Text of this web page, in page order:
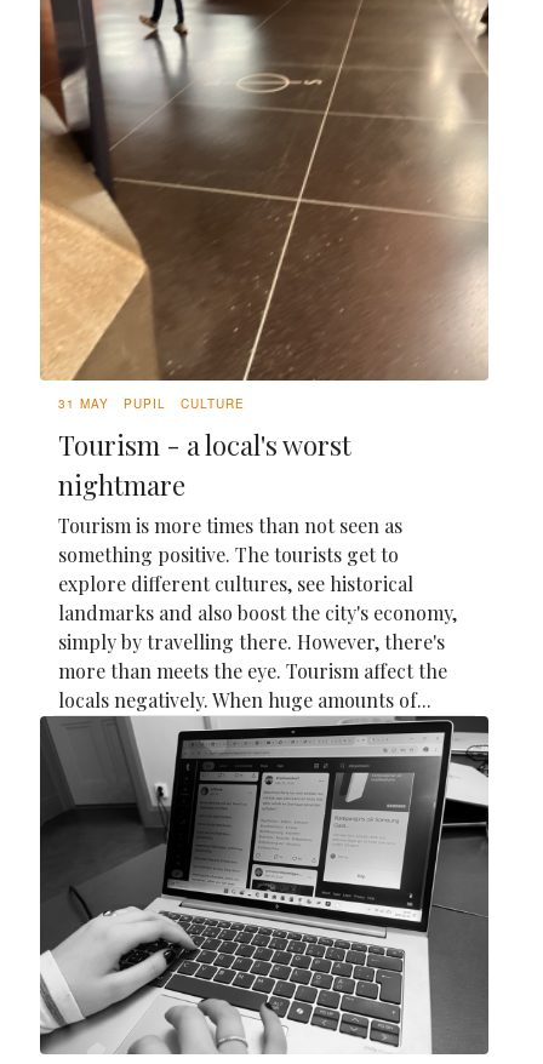
31 MAY PUPIL CULTURE
Tourism - a local's worst
nightmare
Tourism is more times than not seen as
something positive. The tourists get to
explore different cultures, see historical
landmarks and also boost the city's economy,
simply by travelling there. However, there's
more than meets the eye. Tourism affect the
locals negatively. When huge amounts of...